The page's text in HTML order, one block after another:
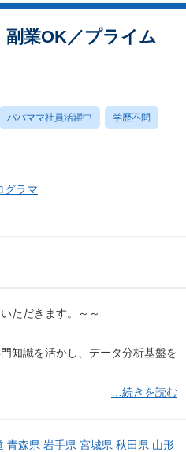
業OK／プライム
パパママ社員活躍中 学歴不問
グラマ
ただきます。～～
知識を活かし、データ分析基盤を
…続きを読む
青森県 岩手県 宮城県 秋田県 山形